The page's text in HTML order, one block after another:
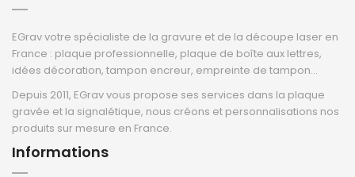
EGrav votre spécialiste de la gravure et de la découpe laser en
France : plaque professionnelle, plaque de boîte aux lettres,
idées décoration, tampon encreur, empreinte de tampon...
Depuis 2011, EGrav vous propose ses services dans la plaque
gravée et la signalétique, nous créons et personnalisations nos
produits sur mesure en France.
Informations